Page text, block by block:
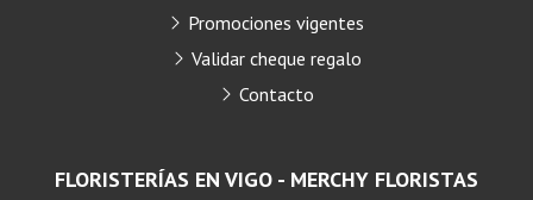
FLORISTERÍAS EN VIGO - MERCHY FLORISTAS
Promociones vigentes
Validar cheque regalo
Contacto